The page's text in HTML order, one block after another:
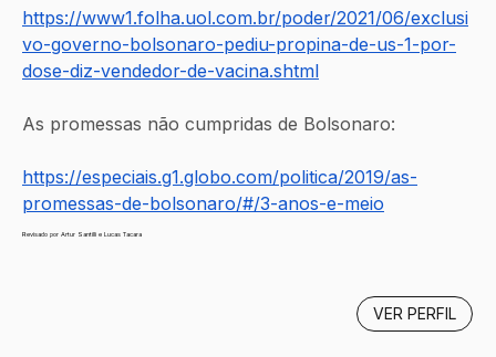
https://www1.folha.uol.com.br/poder/2021/06/exclusi
vo-governo-bolsonaro-pediu-propina-de-us-1-por-
dose-diz-vendedor-de-vacina.shtml
As promessas não cumpridas de Bolsonaro:
https://especiais.g1.globo.com/politica/2019/as-
promessas-de-bolsonaro/#/3-anos-e-meio
Revisado por Artur Santilli e Lucas Tacara
VER PERFIL